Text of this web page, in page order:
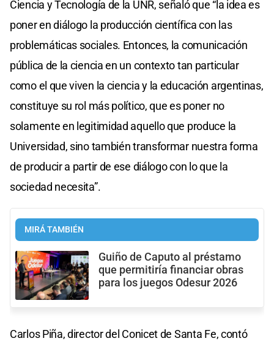
Ciencia y Tecnología de la UNR, señaló que “la idea es
poner en diálogo la producción científica con las
problemáticas sociales. Entonces, la comunicación
pública de la ciencia en un contexto tan particular
como el que viven la ciencia y la educación argentinas,
constituye su rol más político, que es poner no
solamente en legitimidad aquello que produce la
Universidad, sino también transformar nuestra forma
de producir a partir de ese diálogo con lo que la
sociedad necesita”.
MIRÁ TAMBIÉN
Guiño de Caputo al préstamo
que permitiría financiar obras
para los juegos Odesur 2026
Carlos Piña, director del Conicet de Santa Fe, contó